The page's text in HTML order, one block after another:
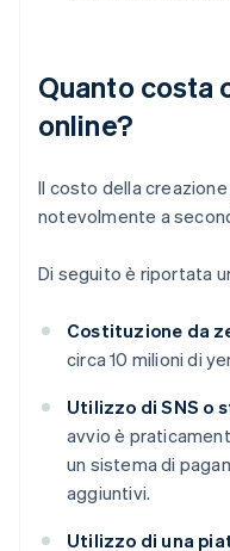
Quanto costa
online?
Il costo della
notevolmente a
Di seguito è riportata
Costituzione da
circa 10 milioni di
Utilizzo di SNS o
avvio è
un sistema di
aggiuntivi.
Utilizzo di una